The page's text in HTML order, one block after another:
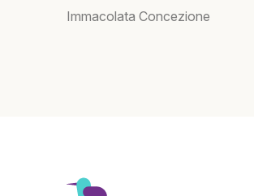
Immacolata Concezione